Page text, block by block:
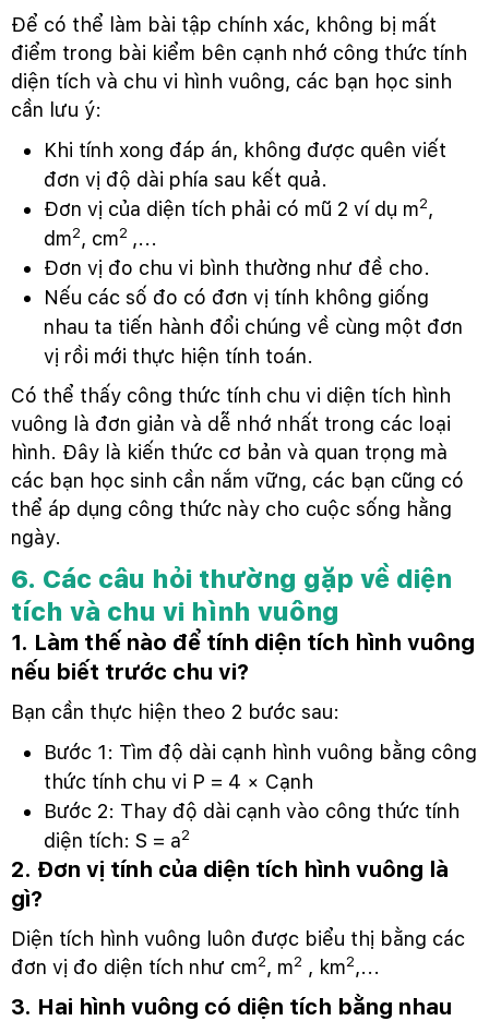
Để có thể làm bài tập chính xác, không bị mất
điểm trong bài kiểm bên cạnh nhớ công thức tính
diện tích và chu vi hình vuông, các bạn học sinh
cần lưu ý:
Khi tính xong đáp án, không được quên viết
đơn vị độ dài phía sau kết quả.
Đơn vị của diện tích phải có mũ 2 ví dụ m2,
dm2, cm2 ,...
Đơn vị đo chu vi bình thường như đề cho.
Nếu các số đo có đơn vị tính không giống
nhau ta tiến hành đổi chúng về cùng một đơn
vị rồi mới thực hiện tính toán.
Có thể thấy công thức tính chu vi diện tích hình
vuông là đơn giản và dễ nhớ nhất trong các loại
hình. Đây là kiến thức cơ bản và quan trọng mà
các bạn học sinh cần nắm vững, các bạn cũng có
thể áp dụng công thức này cho cuộc sống hằng
ngày.
6. Các câu hỏi thường gặp về diện
tích và chu vi hình vuông
1. Làm thế nào để tính diện tích hình vuông
nếu biết trước chu vi?
Bạn cần thực hiện theo 2 bước sau:
Bước 1: Tìm độ dài cạnh hình vuông bằng công
thức tính chu vi P = 4 × Cạnh
Bước 2: Thay độ dài cạnh vào công thức tính
diện tích: S = a2
2. Đơn vị tính của diện tích hình vuông là
gì?
Diện tích hình vuông luôn được biểu thị bằng các
đơn vị đo diện tích như cm2, m2 , km2,...
3. Hai hình vuông có diện tích bằng nhau